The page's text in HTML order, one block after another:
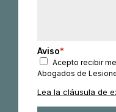
Aviso*
Acepto recibir
Abogados de
Lea la cláusula de